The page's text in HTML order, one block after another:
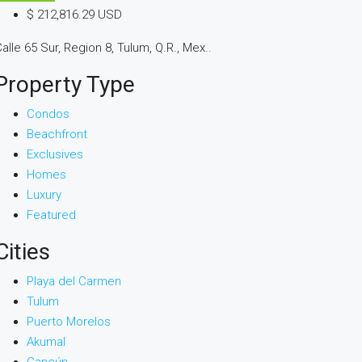
$ 212,816.29 USD
65 Sur, Region 8, Tulum, Q.R., Mex..
Type
Condos
Beachfront
Exclusives
Homes
Luxury
Featured
Playa del Carmen
Tulum
Puerto Morelos
Akumal